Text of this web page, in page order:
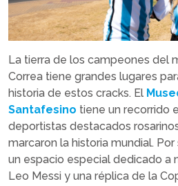
La tierra de los campeones del
Correa tiene grandes lugares
historia de estos cracks. El
Santafesino tiene un recorrido
deportistas destacados
marcaron la historia mundial.
un espacio especial dedicado a
Leo Messi y una réplica de la